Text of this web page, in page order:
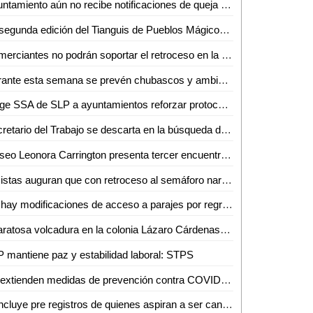
Ayuntamiento aún no recibe notificaciones de queja contra policías municipales
La segunda edición del Tianguis de Pueblos Mágicos será digital
Comerciantes no podrán soportar el retroceso en la semaforización epidemiológica: IP
Durante esta semana se prevén chubascos y ambiente frío por la mañana en regiones de San Luis Potosí
Exige SSA de SLP a ayuntamientos reforzar protocolos sanitarios para cortar cadena de contagios de COVID-19
Secretario del Trabajo se descarta en la búsqueda de candidatura
Museo Leonora Carrington presenta tercer encuentro internacional de estudios surrealistas
Taxistas auguran que con retroceso al semáforo naranja les irá peor
No hay modificaciones de acceso a parajes por regreso al semáforo naranja
Aparatosa volcadura en la colonia Lázaro Cárdenas; no hubo heridos
mantiene paz y estabilidad laboral: STPS
Se extienden medidas de prevención contra COVID-19, en el centro histórico
Concluye pre registros de quienes aspiran a ser candidatos independientes